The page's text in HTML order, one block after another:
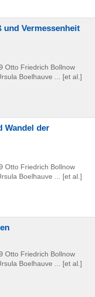
Vermessenheit
Otto Friedrich Bollnow
Boelhauve ... [et al.]
Wandel der
Otto Friedrich Bollnow
Boelhauve ... [et al.]
Otto Friedrich Bollnow
Boelhauve ... [et al.]